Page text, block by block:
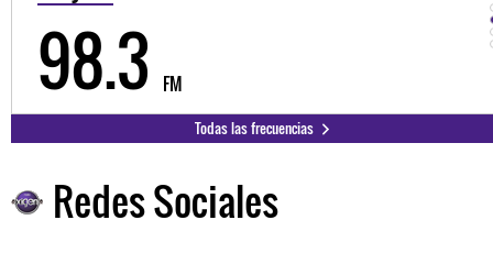
98.3 FM
Todas las frecuencias
Redes Sociales